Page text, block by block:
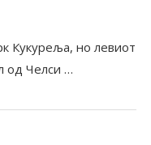
Кукуреља, но левиот
од Челси …